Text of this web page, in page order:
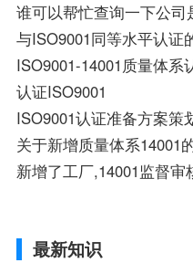
与ISO9001同等水平认证
认证ISO9001
ISO9001认证准备方案策
关于新增质量体系14001
新增了工厂,14001监督审
最新知识